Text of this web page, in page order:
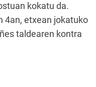
kokatu da.
4an, etxean jokatuko
taldearen kontra